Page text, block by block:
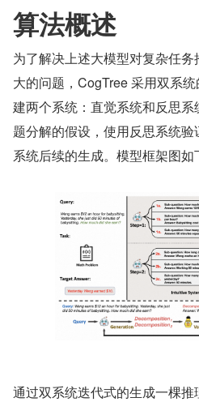
算法概述
为了解决上述大模型对复杂任
大的问题，CogTree 采用双系
建两个系统：直觉系统和反思
题分解的假设，使用反思系统
系统后续的生成。模型框架图如
通过双系统迭代式的生成一棵